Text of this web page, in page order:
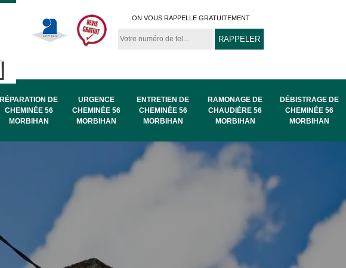
ON VOUS RAPPELLE GRATUITEMENT
RÉPARATION DE
CHEMINÉE 56
MORBIHAN
URGENCE
CHEMINÉE 56
MORBIHAN
ENTRETIEN DE
CHEMINÉE 56
MORBIHAN
RAMONAGE DE
CHAUDIÈRE 56
MORBIHAN
DÉBISTRAGE DE
CHEMINÉE 56
MORBIHAN
Pose de chapeau
de cheminée 56
Morbihan
Ramonage de
chaudière 56
Morbihan